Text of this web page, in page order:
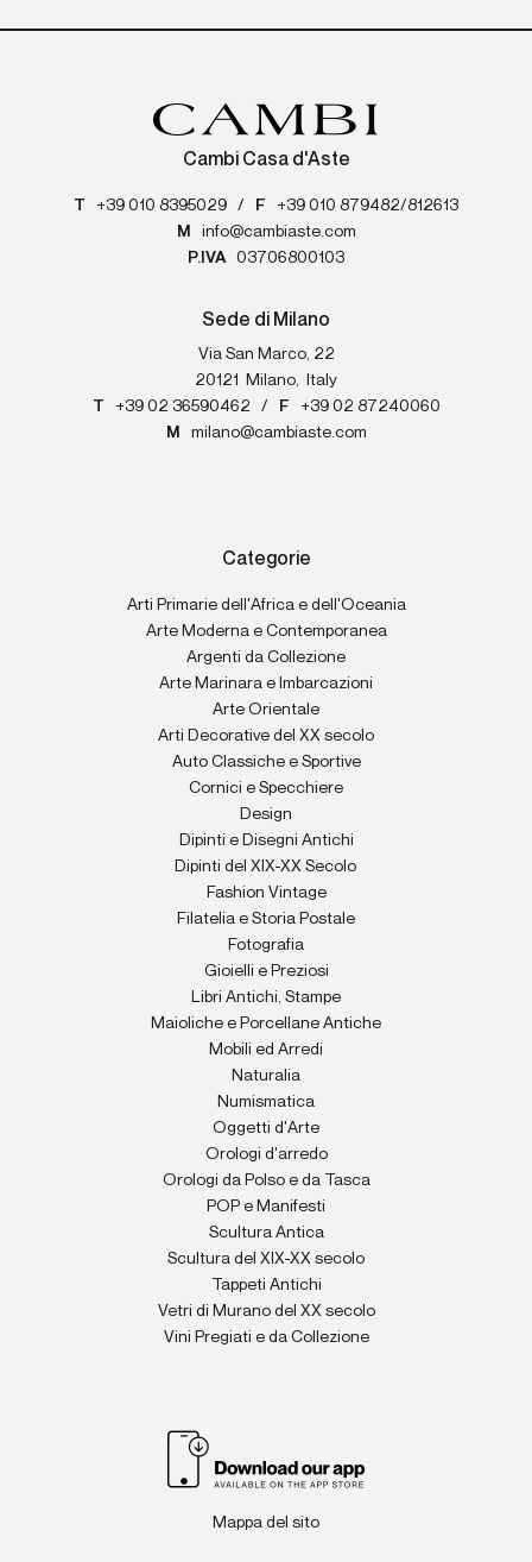
Cambi Casa d'Aste
T +39 010 8395029 / F
+39 010 879482/812613
M
info@cambiaste.com
P.IVA
03706800103
Sede di Milano
Via San Marco, 22
20121
Milano
Italy
T
+39 02 36590462 / F
+39 02 87240060
M
milano@cambiaste.com
Categorie
Arti Primarie dell'Africa e dell'Oceania
Arte Moderna e Contemporanea
Argenti da Collezione
Arte Marinara e Imbarcazioni
Arte Orientale
Arti Decorative del XX secolo
Auto Classiche e Sportive
Cornici e Specchiere
Design
Dipinti e Disegni Antichi
Dipinti del XIX-XX Secolo
Fashion Vintage
Filatelia e Storia Postale
Fotografia
Gioielli e Preziosi
Libri Antichi, Stampe
Maioliche e Porcellane Antiche
Mobili ed Arredi
Naturalia
Numismatica
Oggetti d'Arte
Orologi d'arredo
Orologi da Polso e da Tasca
POP e Manifesti
Scultura Antica
Scultura del XIX-XX secolo
Tappeti Antichi
Vetri di Murano del XX secolo
Vini Pregiati e da Collezione
Mappa del sito